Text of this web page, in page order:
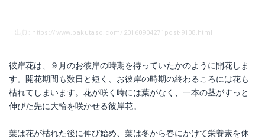
出典: https://www.pakutaso.com/20160904271post-9108.html
彼岸花は、９月のお彼岸の時期を待っていたかのように開花しま
す。開花期間も数日と短く、お彼岸の時期の終わるころには花も
枯れてしまいます。花が咲く時には葉がなく、一本の茎がすっと
伸びた先に大輪を咲かせる彼岸花。
葉は花が枯れた後に伸び始め、葉は冬から春にかけて栄養素を休